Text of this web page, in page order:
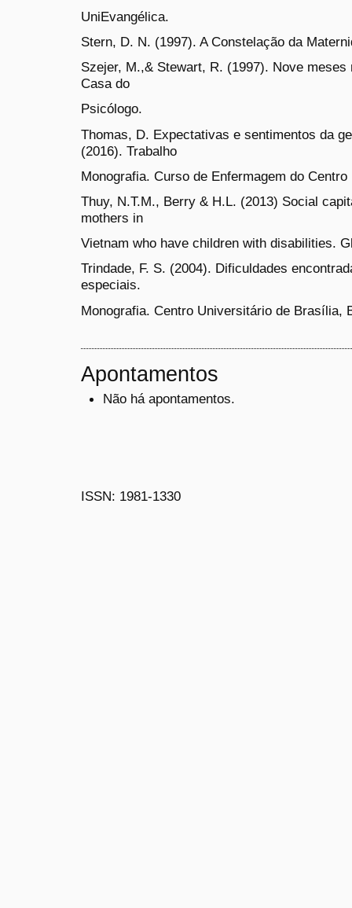
UniEvangélica.
Stern, D. N. (1997). A Constelação da
Szejer, M.,& Stewart, R. (1997). Nove meses
Casa do
Psicólogo.
Thomas, D. Expectativas e sentimentos da
(2016). Trabalho
Monografia. Curso de Enfermagem do
Thuy, N.T.M., Berry & H.L. (2013) Social
mothers in
Vietnam who have children with disabilities.
Trindade, F. S. (2004). Dificuldades
especiais.
Monografia. Centro Universitário de Brasília,
Apontamentos
Não há apontamentos.
ISSN: 1981-1330